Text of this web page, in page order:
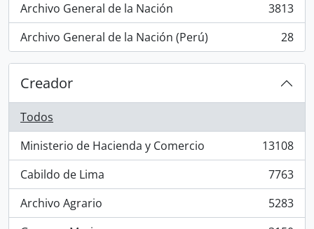
Archivo General de la Nación
, 3813 resultados
3813
Archivo General de la Nación (Perú)
, 28 resultados 28
Creador
Todos
Ministerio de Hacienda y Comercio
, 13108 resultados
13108
Cabildo de Lima
, 7763 resultados
7763
Archivo Agrario
, 5283 resultados
5283